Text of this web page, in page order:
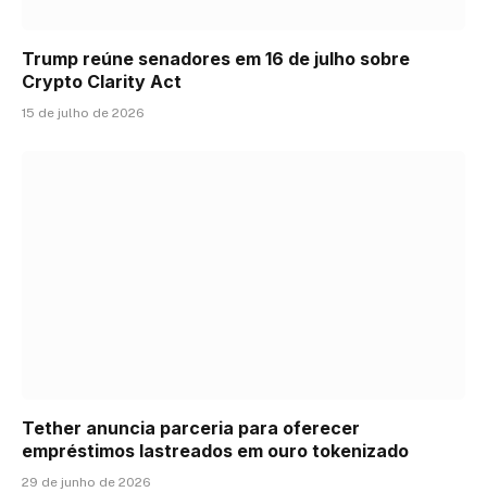
Trump reúne senadores em 16 de julho sobre
Crypto Clarity Act
15 de julho de 2026
Tether anuncia parceria para oferecer
empréstimos lastreados em ouro tokenizado
29 de junho de 2026